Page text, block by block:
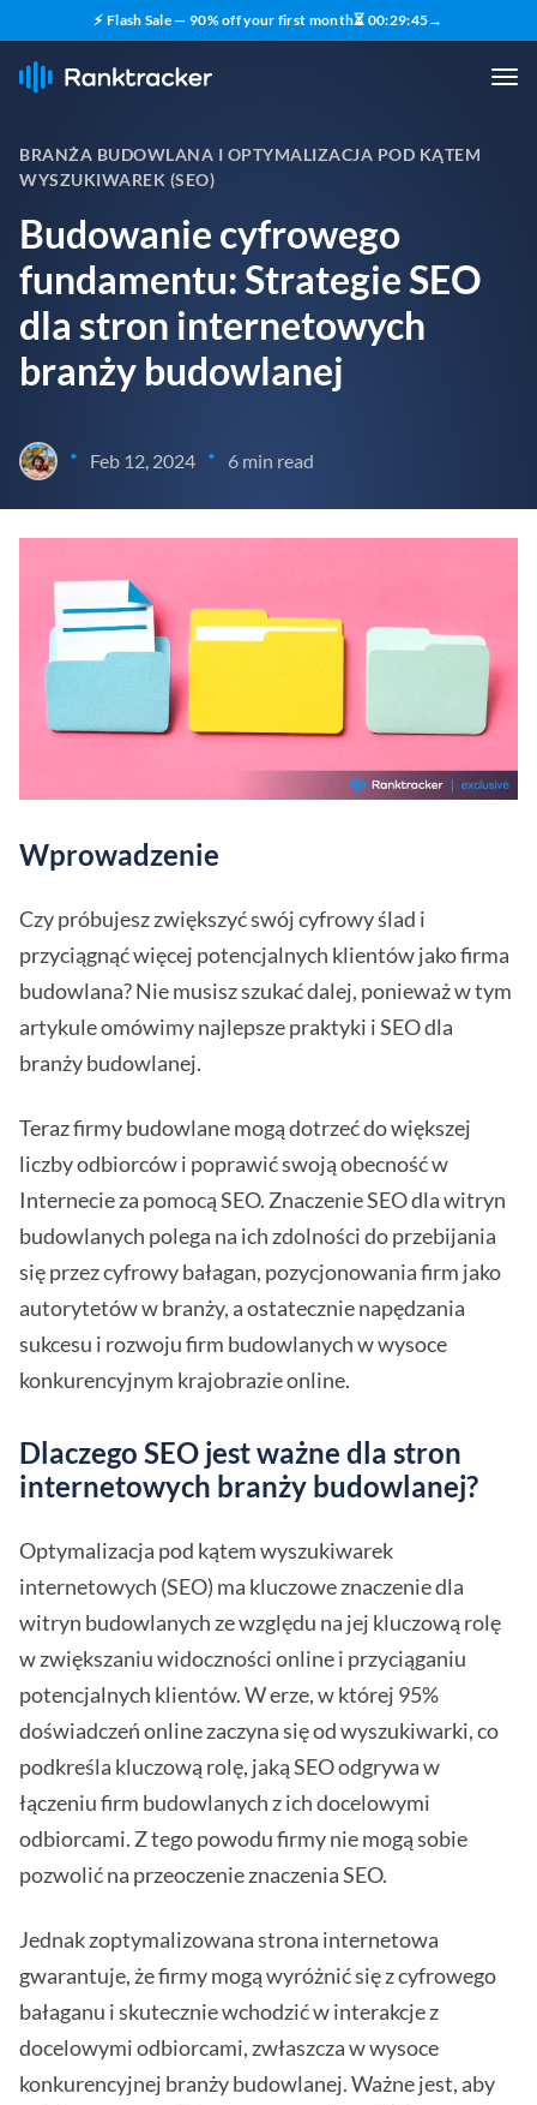
⚡ Flash Sale — 90% off your first month⏳ 00:29:43→
BRANŻA BUDOWLANA I OPTYMALIZACJA POD KĄTEM
WYSZUKIWAREK (SEO)
Budowanie cyfrowego
fundamentu: Strategie SEO
dla stron internetowych
branży budowlanej
• Feb 12, 2024 • 6 min read
Wprowadzenie
Czy próbujesz zwiększyć swój cyfrowy ślad i
przyciągnąć więcej potencjalnych klientów jako firma
budowlana? Nie musisz szukać dalej, ponieważ w tym
artykule omówimy najlepsze praktyki i SEO dla
branży budowlanej.
Teraz firmy budowlane mogą dotrzeć do większej
liczby odbiorców i poprawić swoją obecność w
Internecie za pomocą SEO. Znaczenie SEO dla witryn
budowlanych polega na ich zdolności do przebijania
się przez cyfrowy bałagan, pozycjonowania firm jako
autorytetów w branży, a ostatecznie napędzania
sukcesu i rozwoju firm budowlanych w wysoce
konkurencyjnym krajobrazie online.
Dlaczego SEO jest ważne dla stron
internetowych branży budowlanej?
Optymalizacja pod kątem wyszukiwarek
internetowych (SEO) ma kluczowe znaczenie dla
witryn budowlanych ze względu na jej kluczową rolę
w zwiększaniu widoczności online i przyciąganiu
potencjalnych klientów. W erze, w której 95%
doświadczeń online zaczyna się od wyszukiwarki, co
podkreśla kluczową rolę, jaką SEO odgrywa w
łączeniu firm budowlanych z ich docelowymi
odbiorcami. Z tego powodu firmy nie mogą sobie
pozwolić na przeoczenie znaczenia SEO.
Jednak zoptymalizowana strona internetowa
gwarantuje, że firmy mogą wyróżnić się z cyfrowego
bałaganu i skutecznie wchodzić w interakcje z
docelowymi odbiorcami, zwłaszcza w wysoce
konkurencyjnej branży budowlanej. Ważne jest, aby